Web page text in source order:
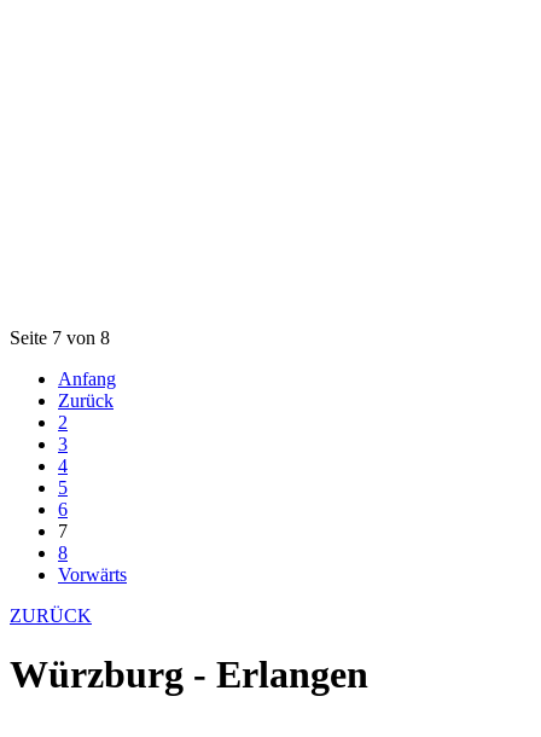
Seite 7 von 8
Anfang
Zurück
2
3
4
5
6
7
8
Vorwärts
ZURÜCK
Würzburg - Erlangen